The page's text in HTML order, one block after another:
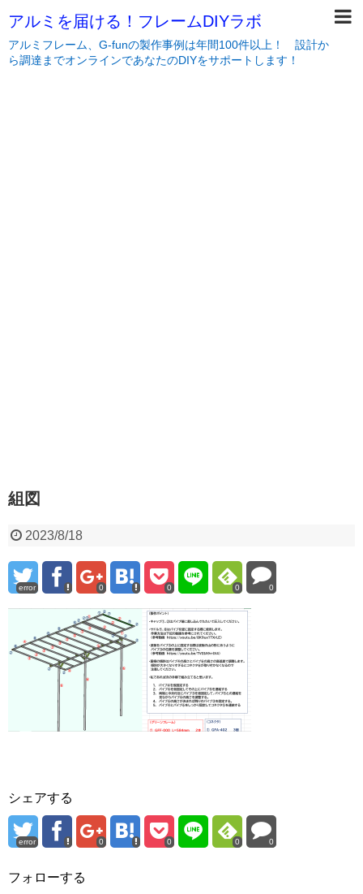
アルミを届ける！フレームDIYラボ
アルミフレーム、G-funの製作事例は年間100件以上！ 設計か
ら調達までオンラインであなたのDIYをサポートします！
組図
2023/8/18
error 0 0 0 0
シェアする
error 0 0 0 0
フォローする